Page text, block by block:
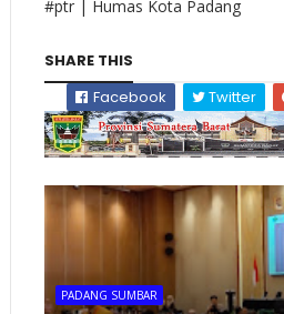
#ptr | Humas Kota Padang
SHARE THIS
Facebook
Twitter
PADANG SUMBAR